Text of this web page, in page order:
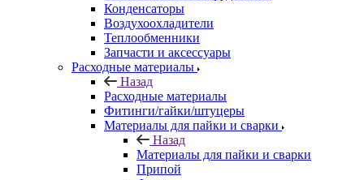
Конденсаторы
Воздухоохладители
Теплообменники
Запчасти и аксессуары
Расходные материалы
Назад
Расходные материалы
Фитинги/гайки/штуцеры
Материалы для пайки и сварки
Назад
Материалы для пайки и сварки
Припой